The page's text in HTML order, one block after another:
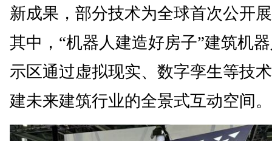
新成果，部分技术为全球首次公开
其中，“机器人建造好房子”建筑机
示区通过虚拟现实、数字孪生等技
建未来建筑行业的全景式互动空间。